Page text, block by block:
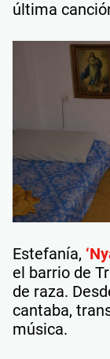
última
Estefanía, ‘
el barrio de
de raza.
cantaba,
música.